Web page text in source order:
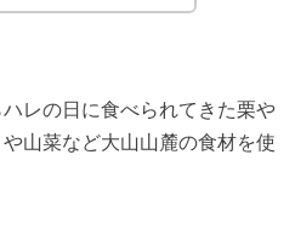
レの日に食べられてきた栗や
山菜など大山山麓の食材を使